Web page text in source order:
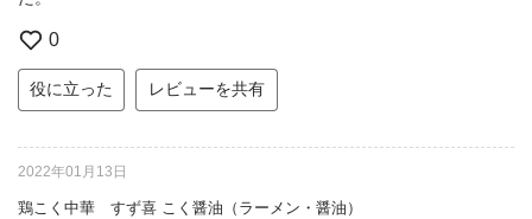
0
役に立った レビューを共有
2022年01月13日
鶏こく中華 すず喜 こく醤油（ラーメン・醤油）